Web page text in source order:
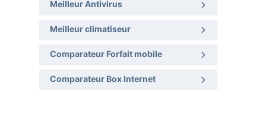
Meilleur Antivirus
Meilleur climatiseur
Comparateur Forfait mobile
Comparateur Box Internet